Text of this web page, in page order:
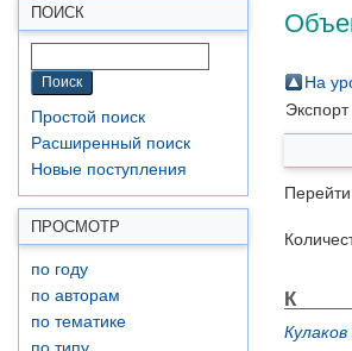
ПОИСК
Простой поиск
Расширенный поиск
Новые поступления
ПРОСМОТР
по году
по авторам
по тематике
На
Экспорт
Перейти
К
Кулаков